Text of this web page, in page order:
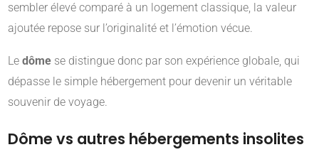
sembler élevé comparé à un logement classique, la valeur
ajoutée repose sur l’originalité et l’émotion vécue.
Le dôme se distingue donc par son expérience globale, qui
dépasse le simple hébergement pour devenir un véritable
souvenir de voyage.
Dôme vs autres hébergements insolites